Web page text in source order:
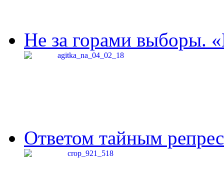
Не за горами выборы.
Ответом тайным